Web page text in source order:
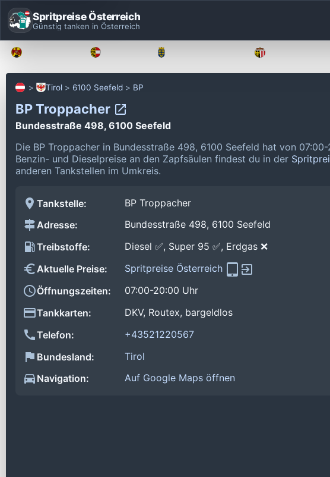
Spritpreise Österreich
Günstig tanken in Österreich
Tirol 6100 Seefeld BP
BP Troppacher
Bundesstraße 498, 6100 Seefeld
Die BP Troppacher in Bundesstraße 498, 6100 Seefeld hat von
Benzin- und Dieselpreise an den Zapfsäulen findest du in der
anderen Tankstellen im Umkreis.
Tankstelle:
BP Troppacher
Adresse:
Bundesstraße 498, 6100 Seefeld
Treibstoffe:
Diesel ✅, Super 95 ✅, Erdgas ❌
Aktuelle Preise:
Spritpreise Österreich
Öffnungszeiten:
07:00-20:00 Uhr
Tankkarten:
DKV, Routex, bargeldlos
Telefon:
+43521220567
Bundesland:
Tirol
Navigation:
Auf Google Maps öffnen